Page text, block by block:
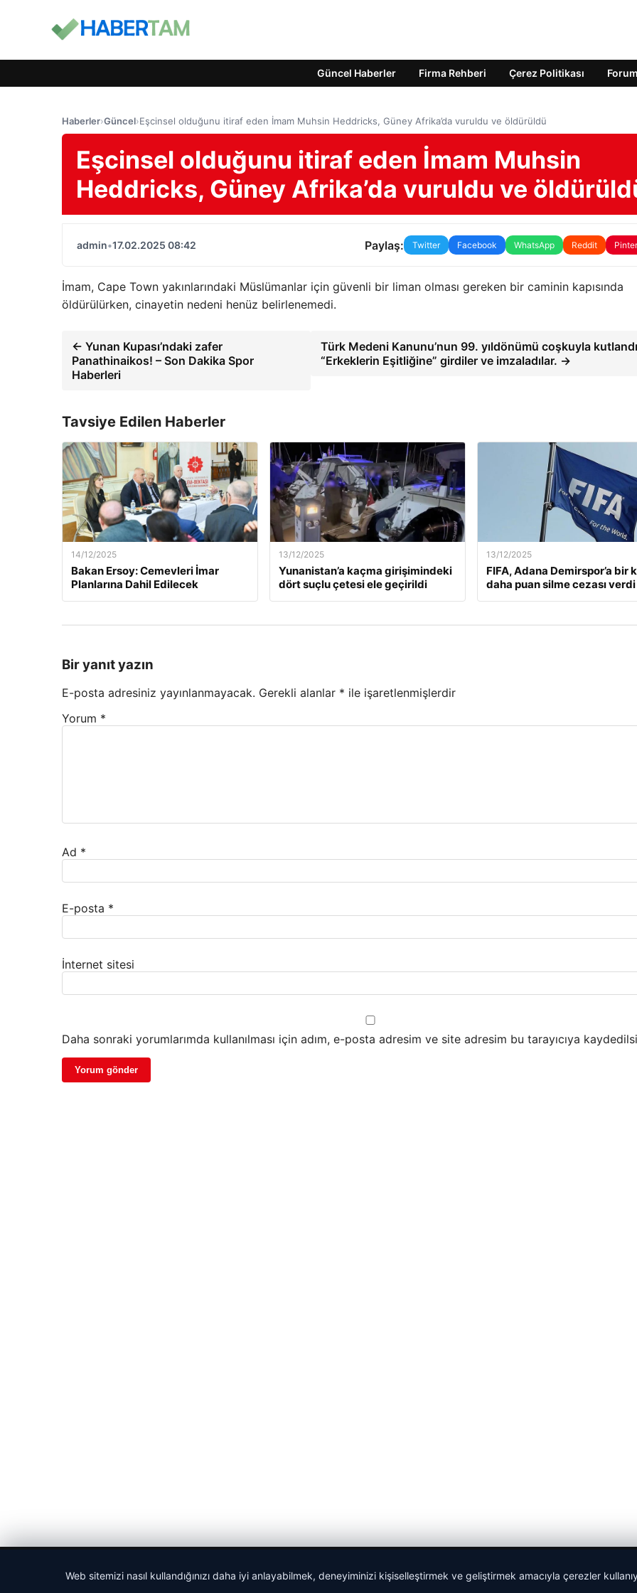
Güncel Haberler Firma Rehberi Çerez Politikası Forum
Haberler›Güncel›Eşcinsel olduğunu itiraf eden İmam Muhsin Heddricks, Güney Afrika’da vuruldu ve öldürüldü
Eşcinsel olduğunu itiraf eden İmam Muhsin
Heddricks, Güney Afrika’da vuruldu ve
admin•17.02.2025 08:42 Paylaş: Twitter Facebook WhatsApp Reddit
İmam, Cape Town yakınlarındaki Müslümanlar için güvenli bir liman olması gereken bir caminin kapısında
öldürülürken, cinayetin nedeni henüz belirlenemedi.
← Yunan Kupası’ndaki zafer
Panathinaikos! – Son Dakika Spor
Haberleri
Türk Medeni Kanunu’nun 99. yıldönümü coşkuyla
“Erkeklerin Eşitliğine” girdiler ve imzaladılar. →
Tavsiye Edilen Haberler
14/12/2025
Bakan Ersoy: Cemevleri İmar
Planlarına Dahil Edilecek
13/12/2025
Yunanistan’a kaçma girişimindeki
dört suçlu çetesi ele geçirildi
13/12/2025
FIFA, Adana Demirspor’a bir
daha puan silme cezası verdi
Bir yanıt yazın
E-posta adresiniz yayınlanmayacak. Gerekli alanlar * ile işaretlenmişlerdir
Yorum *
Ad *
E-posta *
İnternet sitesi
Daha sonraki yorumlarımda kullanılması için adım, e-posta adresim ve site adresim bu tarayıcıya
Web sitemizi nasıl kullandığınızı daha iyi anlayabilmek, deneyiminizi kişiselleştirmek ve geliştirmek amacıyla çerezler